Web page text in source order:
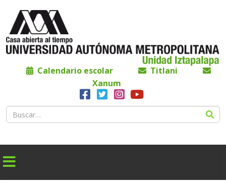
Calendario escolar
Titlani
Xanum